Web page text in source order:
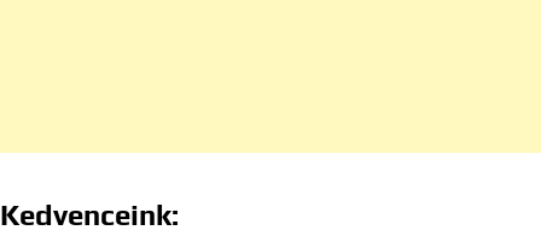
Kedvenceink: